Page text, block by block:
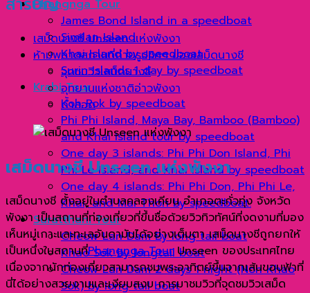
Phangnga Tour
James Bond Island in a speedboat
Similan Island
Khai Island by speedboat
Surin Islands 1 day by speedboat
Krabi Tour
Koh Rok by speedboat
Phi Phi Island, Maya Bay, Bamboo (Bamboo)
and Khai Island tour by speedboat
One day 3 islands: Phi Phi Don Island, Phi
Phi Le Island, and Khai Island by speedboat
One day 4 islands: Phi Phi Don, Phi Phi Le,
Khai, and Mai Thon by speedboat.
Suratthani Tour
Cheow Lan Dam By long tail boat
Khao Sok by longtail boat
Cheow Lan Dam 2 days 1 night (Non Khao
Sok) by long tail boat
เสม็ดนางชี Unseen แห่งพังงา
ห้ามพลาดสถานที่ถ่ายรูปชิคๆ ของเสม็ดนางชี
จุดชมวิวเสม็ดนางชี
อุทยานแห่งชาติอ่าวพังงา
ถ้ำลอด
เสม็ดนางชี Unseen แห่งพังงา
เสม็ดนางชี ตั้งอยู่ในตำบลคลองเคียน อำเภอตะกั่วทุ่ง จังหวัด
พังงา เป็นสถานที่ท่องเที่ยวที่ขึ้นชื่อด้วยวิวทิวทัศน์ที่งดงามที่มอง
เห็นหมู่เกาะและทะเลอันดามันได้อย่างเต็มตา เสม็ดนางชีถูกยกให้
เป็นหนึ่งในสถานที่Phangnga TourUnseen ของประเทศไทย
เนื่องจากนักท่องเที่ยวสามารถชมพระอาทิตย์ขึ้นจากเส้นขอบฟ้าที่
นี่ได้อย่างสวยงามและเงียบสงบ การมาชมวิวที่จุดชมวิวเสม็ด